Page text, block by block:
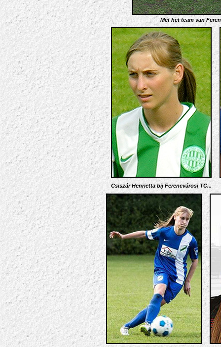
Met het team van
Csiszár Henrietta bij Ferencvárosi TC...